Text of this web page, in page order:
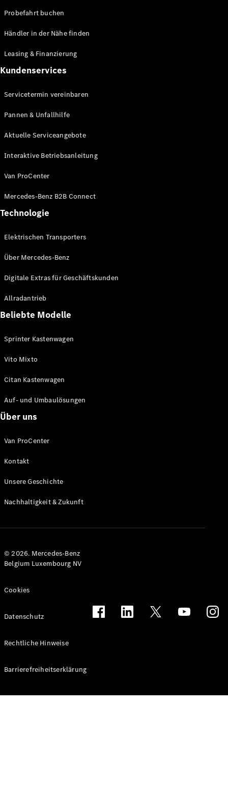
Marco Polo
Konfigurator
Benz Store
V-Klasse
Mercedes-
eSprinter
eSprinter
Kastenwagen
Elektrisch
eSprinter
Mercedes-
eVito
Alle eVito
eVito
eVito
Mercedes-
Probefahrt buchen
Händler in der Nähe finden
Leasing & Finanzierung
Kundenservices
Servicetermin vereinbaren
Pannen & Unfallhilfe
Aktuelle Serviceangebote
Interaktive Betriebsanleitung
Van ProCenter
Mercedes-Benz B2B Connect
Technologie
Elektrischen Transporters
Über Mercedes-Benz
Digitale Extras für Geschäftskunden
Allradantrieb
Beliebte Modelle
Sprinter Kastenwagen
Vito Mixto
Citan Kastenwagen
Auf- und Umbaulösungen
Über uns
Van ProCenter
Kontakt
Unsere Geschichte
Nachhaltigkeit & Zukunft
© 2026. Mercedes-Benz
Belgium Luxembourg NV
Cookies
Datenschutz
Rechtliche Hinweise
Barrierefreiheitserklärung